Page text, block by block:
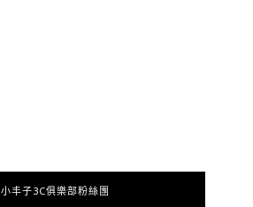
小丰子3C俱樂部粉絲團